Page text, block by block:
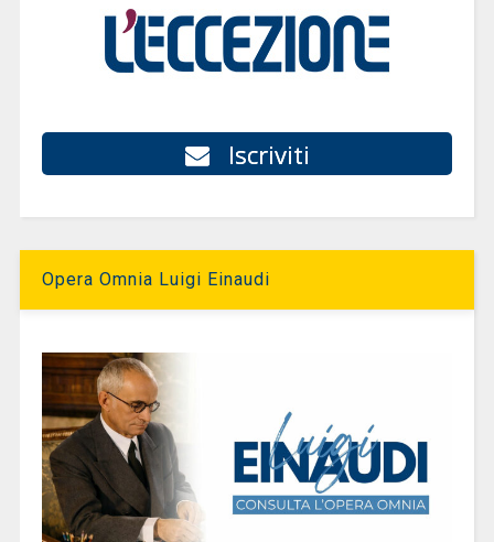
Iscriviti
Opera Omnia Luigi Einaudi